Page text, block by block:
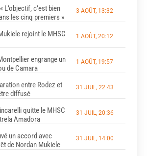
L’objectif, c’est bien
les cinq premiers »
3 AOÛT, 13:32
rejoint le MHSC
1 AOÛT, 20:12
engrange un
de Camara
1 AOÛT, 19:57
entre Rodez et
diffusé
31 JUIL, 22:43
quitte le MHSC
Amadora
31 JUIL, 20:36
un accord avec
de Nordan Mukiele
31 JUIL, 14:00